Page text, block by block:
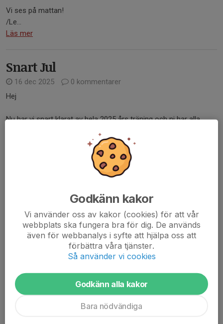
Vi ses på mattan!
/Le...
Läs mer
Snart Jul
16 dec 2025
0 kommentarer
Hej
Nu har vi snart klarat av hela 2025 års träning och ni har alla
Lite datum att hålla reda på
Ny Termin
0 kommentarer
Nu är det dax, med otroligt kort varsel......mitt fel.
Vi startar imorgon 19/8 kl 19.35. Tiderna under hösten är:
Godkänn kakor
Vi använder oss av kakor (cookies) för att vår
webbplats ska fungera bra för dig. De används
även för webbanalys i syfte att hjälpa oss att
förbättra våra tjänster.
Så använder vi cookies
Godkänn alla kakor
Bara nödvändiga